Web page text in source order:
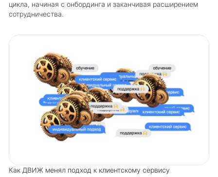
цикла, начиная с онбординга и заканчивая расширением
сотрудничества.
Как ДВИЖ менял подход к клиентскому сервису